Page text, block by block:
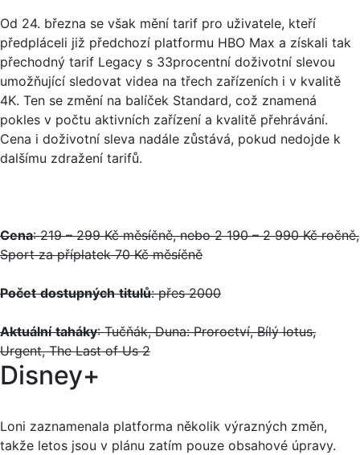
Od 24. března se však mění tarif pro uživatele, kteří
předpláceli již předchozí platformu HBO Max a získali tak
přechodný tarif Legacy s 33procentní doživotní slevou
umožňující sledovat videa na třech zařízeních i v kvalitě
4K. Ten se změní na balíček Standard, což znamená
pokles v počtu aktivních zařízení a kvalitě přehrávání.
Cena i doživotní sleva nadále zůstává, pokud nedojde k
dalšímu zdražení tarifů.
Cena: 219 – 299 Kč měsíčně, nebo 2 190 – 2 990 Kč ročně,
Sport za příplatek 70 Kč měsíčně
Počet dostupných titulů: přes 2000
Aktuální taháky: Tučňák, Duna: Proroctví, Bílý lotus,
Urgent, The Last of Us 2
Disney+
Loni zaznamenala platforma několik výrazných změn,
takže letos jsou v plánu zatím pouze obsahové úpravy.